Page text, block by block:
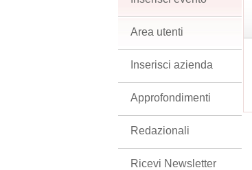
Area utenti
Inserisci azienda
Approfondimenti
Redazionali
Ricevi Newsletter